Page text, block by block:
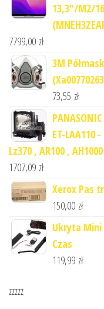
13,3"/M2/
7799,00 zł
3M
73,55 zł
ET-LAA110
Lz370 , AR100 ,
1707,09 zł
Xerox Pas
150,00 zł
Ukryta Mini
Czas
119,99 zł
zzzzz